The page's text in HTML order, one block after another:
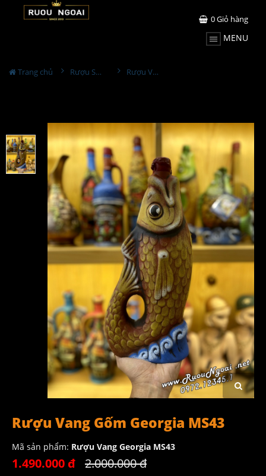
0Giỏ hàng
MENU
Trang chủ Rượu Sưu Tầm - Nga Rượu Vang Gốm Georgia MS43
Rượu Vang Gốm Georgia MS43
Mã sản phẩm: Rượu Vang Georgia MS43
1.490.000 đ 2.000.000 đ